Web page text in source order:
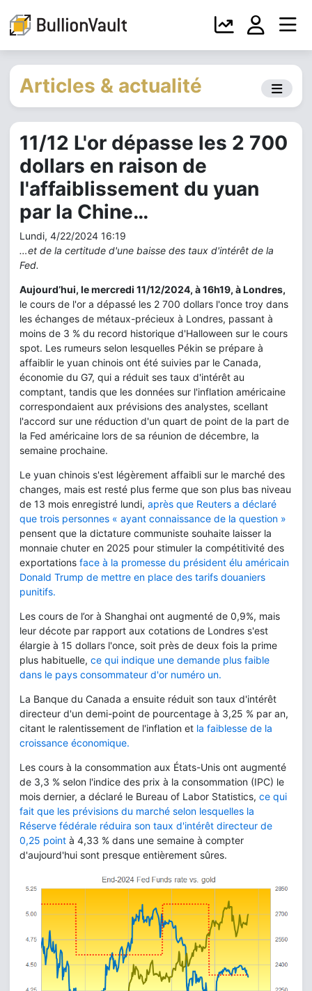
Articles & actualité
11/12 L'or dépasse les 2 700
dollars en raison de
l'affaiblissement du yuan
par la Chine…
Lundi, 4/22/2024 16:19
…et de la certitude d'une baisse des taux d'intérêt de la
Fed.
Aujourd’hui, le mercredi 11/12/2024, à 16h19, à Londres,
le cours de l'or a dépassé les 2 700 dollars l'once troy dans
les échanges de métaux-précieux à Londres, passant à
moins de 3 % du record historique d'Halloween sur le cours
spot. Les rumeurs selon lesquelles Pékin se prépare à
affaiblir le yuan chinois ont été suivies par le Canada,
économie du G7, qui a réduit ses taux d'intérêt au
comptant, tandis que les données sur l'inflation américaine
correspondaient aux prévisions des analystes, scellant
l'accord sur une réduction d'un quart de point de la part de
la Fed américaine lors de sa réunion de décembre, la
semaine prochaine.
Le yuan chinois s'est légèrement affaibli sur le marché des
changes, mais est resté plus ferme que son plus bas niveau
de 13 mois enregistré lundi, après que Reuters a déclaré
que trois personnes « ayant connaissance de la question »
pensent que la dictature communiste souhaite laisser la
monnaie chuter en 2025 pour stimuler la compétitivité des
exportations face à la promesse du président élu américain
Donald Trump de mettre en place des tarifs douaniers
punitifs.
Les cours de l’or à Shanghai ont augmenté de 0,9%, mais
leur décote par rapport aux cotations de Londres s'est
élargie à 15 dollars l'once, soit près de deux fois la prime
plus habituelle, ce qui indique une demande plus faible
dans le pays consommateur d'or numéro un.
La Banque du Canada a ensuite réduit son taux d'intérêt
directeur d'un demi-point de pourcentage à 3,25 % par an,
citant le ralentissement de l'inflation et la faiblesse de la
croissance économique.
Les cours à la consommation aux États-Unis ont augmenté
de 3,3 % selon l'indice des prix à la consommation (IPC) le
mois dernier, a déclaré le Bureau of Labor Statistics, ce qui
fait que les prévisions du marché selon lesquelles la
Réserve fédérale réduira son taux d'intérêt directeur de
0,25 point à 4,33 % dans une semaine à compter
d'aujourd'hui sont presque entièrement sûres.